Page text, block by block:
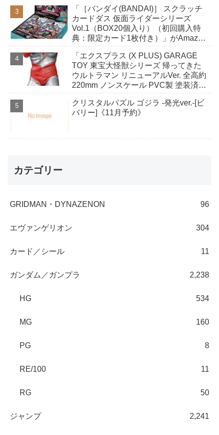
「［バンダイ(BANDAI)］ スクラッチ
カードダス 仮面ライダーシリーズ
Vol.1（BOX20個入り）（初回購入特
典：限定カード1枚付き）」がAmazon
「エクスプラス (X PLUS) GARAGE
TOY 東宝大怪獣シリーズ 帰ってきた
ウルトラマン リニューアルVer. 全高約
220mm ノンスケール PVC製 塗装済み
開始
クリスタルパズル ゴジラ -発光ver.-[ビ
バリー]《11月予約》
カテゴリー
GRIDMAN・DYNAZENON 96
エヴァンゲリオン 304
カード／シール 11
ガンダム／ガンプラ 2,238
HG 534
MG 160
PG 8
RE/100 11
RG 50
ジャンプ 2,241